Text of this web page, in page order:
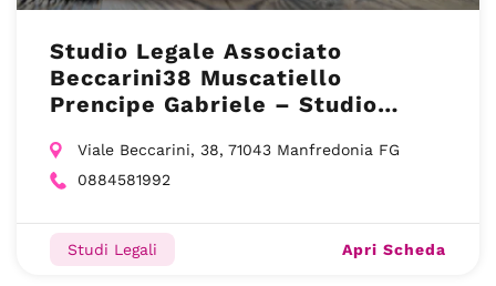
Studio Legale Associato
Beccarini38 Muscatiello
Prencipe Gabriele – Studio
Viale Beccarini, 38, 71043 Manfredonia FG
0884581992
Studi Legali Apri Scheda